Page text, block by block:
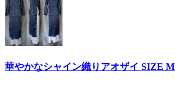
華やかなシャイン織りアオザイ SIZE M